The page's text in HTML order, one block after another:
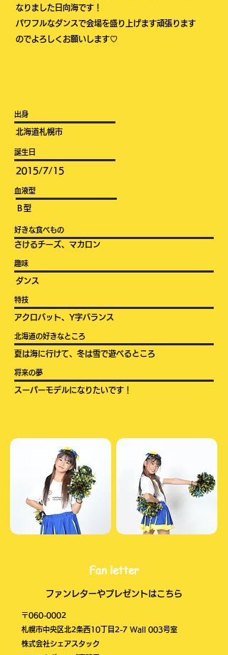
なりました日向海です！
パワフルなダンスで会場を盛り上げます頑張ります
のでよろしくお願いします♡
​出身
北海道札幌市
​血液型
​誕生日
2015/7/15
​Ｂ型
​好きな食べもの
​趣味
​ダンス
さけるチーズ、マカロン
​北海道の好きなところ
​特技​
アクロバット、Y字バランス
夏は海に行けて、冬は雪で遊べるところ
​将来の夢​
スーパーモデルになりたいです！
​Fan letter
​ファンレターやプレゼントはこちら
​〒060-0002
札幌市中央区北2条西10丁目2-7 Wall 003号室
株式会社シェアスタック